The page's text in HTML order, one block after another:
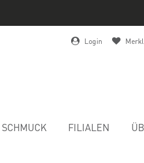
Login
SCHMUCK FILIALEN